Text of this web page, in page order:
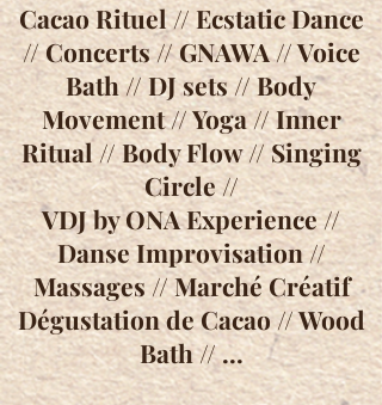
Cacao Rituel // Ecstatic Dance
// Concerts // GNAWA // Voice
Bath // DJ sets // Body
Movement // Yoga // Inner
Ritual // Body Flow // Singing
Circle //
VDJ by ONA Experience //
Danse Improvisation //
Massages // Marché Créatif
Dégustation de Cacao // Wood
Bath // ...